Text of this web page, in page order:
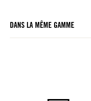
DANS LA MÊME GAMME